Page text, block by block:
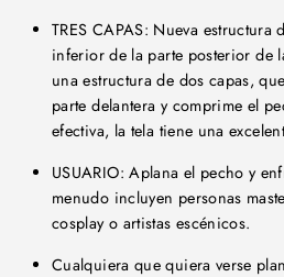
TRES CAPAS: Nueva estructura
inferior de la parte posterior de
una estructura de dos capas,
parte delantera y comprime el
efectiva, la tela tiene una
USUARIO: Aplana el pecho y
menudo incluyen personas
cosplay o artistas escénicos.
Cualquiera que quiera verse